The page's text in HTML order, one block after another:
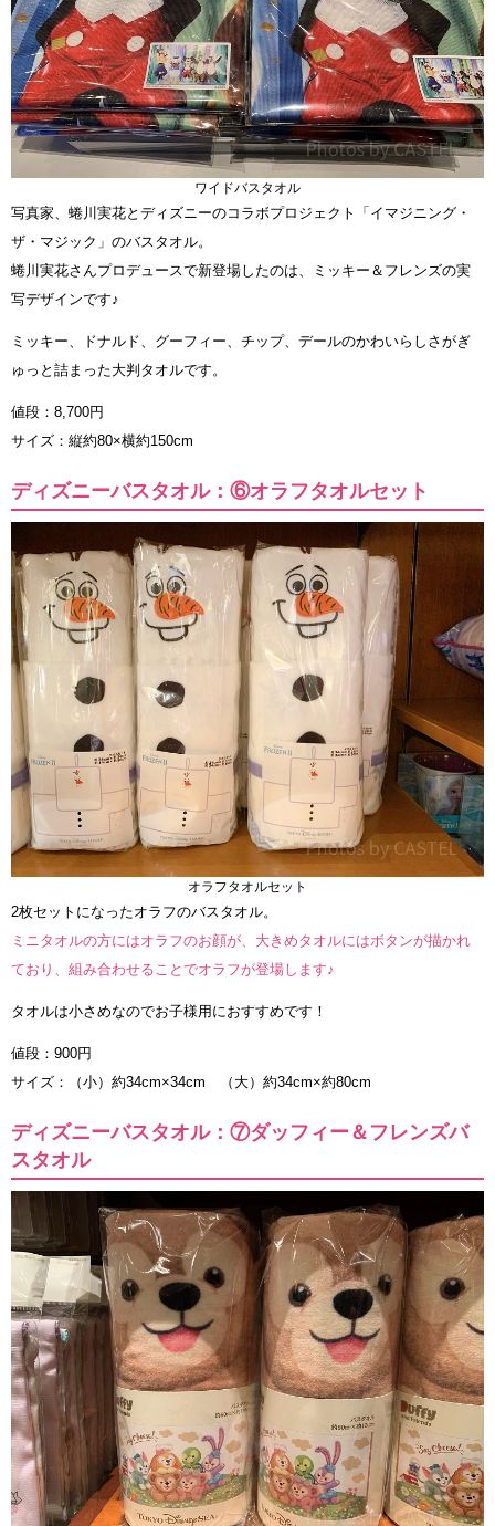
ワイドバスタオル
写真家、蜷川実花とディズニーのコラボプロジェクト「イマジニング・
ザ・マジック」のバスタオル。
蜷川実花さんプロデュースで新登場したのは、ミッキー＆フレンズの実
写デザインです♪
ミッキー、ドナルド、グーフィー、チップ、デールのかわいらしさがぎ
ゅっと詰まった大判タオルです。
値段：8,700円
サイズ：縦約80×横約150cm
ディズニーバスタオル：⑥オラフタオルセット
オラフタオルセット
2枚セットになったオラフのバスタオル。
ミニタオルの方にはオラフのお顔が、大きめタオルにはボタンが描かれ
ており、組み合わせることでオラフが登場します♪
タオルは小さめなのでお子様用におすすめです！
値段：900円
サイズ：（小）約34cm×34cm （大）約34cm×約80cm
ディズニーバスタオル：⑦ダッフィー＆フレンズバ
スタオル